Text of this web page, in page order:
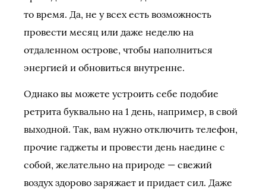
то время. Да, не у всех есть возможность
провести месяц или даже неделю на
отдаленном острове, чтобы наполниться
энергией и обновиться внутренне.
Однако вы можете устроить себе подобие
ретрита буквально на 1 день, например, в свой
выходной. Так, вам нужно отключить телефон,
прочие гаджеты и провести день наедине с
собой, желательно на природе — свежий
воздух здорово заряжает и придает сил. Даже